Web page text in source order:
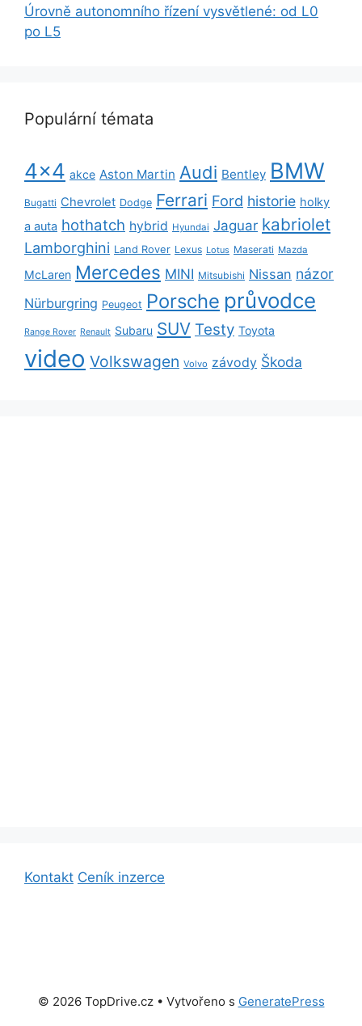
Úrovně autonomního řízení vysvětlené: od L0
po L5
Populární témata
4x4 akce Aston Martin Audi Bentley BMW
Bugatti Chevrolet Dodge Ferrari Ford historie holky
a auta hothatch hybrid Hyundai Jaguar kabriolet
Lamborghini Land Rover Lexus Lotus Maserati Mazda
McLaren Mercedes MINI Mitsubishi Nissan názor
Nürburgring Peugeot Porsche průvodce
Range Rover Renault Subaru SUV Testy Toyota
video Volkswagen Volvo závody Škoda
Kontakt Ceník inzerce
© 2026 TopDrive.cz• Vytvořeno s GeneratePress